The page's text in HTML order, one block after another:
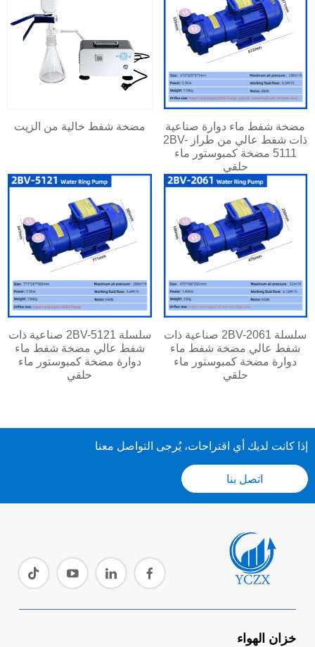
مضخة شفط خالية من الزيت
مضخة شفط ماء دوارة صناعية
ذات شفط عالي من طراز 2BV-
5111 مضخة كمبوستور ماء
حلقي
سلسلة 2BV-5121 صناعية ذات
شفط عالي مضخة شفط ماء
دوارة مضخة كمبوستور ماء
حلقي
سلسلة 2BV-2061 صناعية ذات
شفط عالي مضخة شفط ماء
دوارة مضخة كمبوستور ماء
حلقي
إذا كانت لديك أي اقتراحات، يُرجى التواصل معنا
اتصل بنا
خزان الهواء